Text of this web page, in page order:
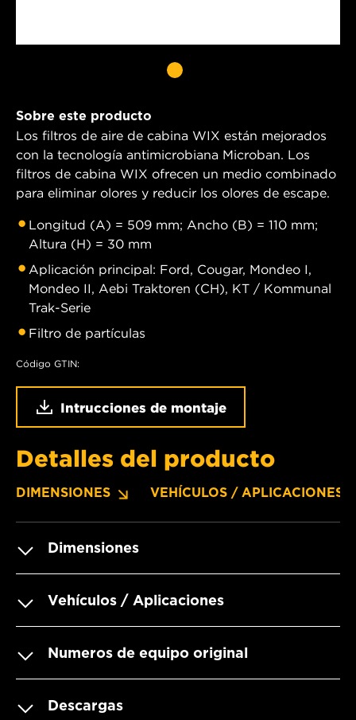
Sobre este producto
Los filtros de aire de cabina WIX están mejorados
con la tecnología antimicrobiana Microban. Los
filtros de cabina WIX ofrecen un medio combinado
para eliminar olores y reducir los olores de escape.
Longitud (A) = 509 mm; Ancho (B) = 110 mm;
Altura (H) = 30 mm
Aplicación principal: Ford, Cougar, Mondeo I,
Mondeo II, Aebi Traktoren (CH), KT / Kommunal
Trak-Serie
Filtro de partículas
Código GTIN:
Intrucciones de montaje
Detalles del producto
DIMENSIONES VEHÍCULOS / APLICACIONES
Dimensiones
Vehículos / Aplicaciones
Numeros de equipo original
Descargas